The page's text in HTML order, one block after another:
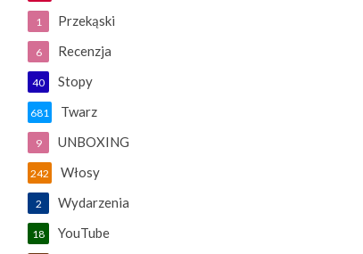
Przekąski
1
Recenzja
6
Stopy
40
Twarz
681
UNBOXING
9
Włosy
242
Wydarzenia
2
YouTube
18